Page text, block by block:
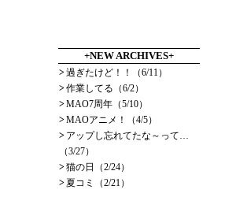
+NEW ARCHIVES+
>過ぎたけど！！（6/11）
>作業してる（6/2）
>MAO7周年（5/10）
>MAOアニメ！（4/5）
> アップし忘れてたな～って…
（3/27）
>猫の日（2/24）
>夏コミ（2/21）